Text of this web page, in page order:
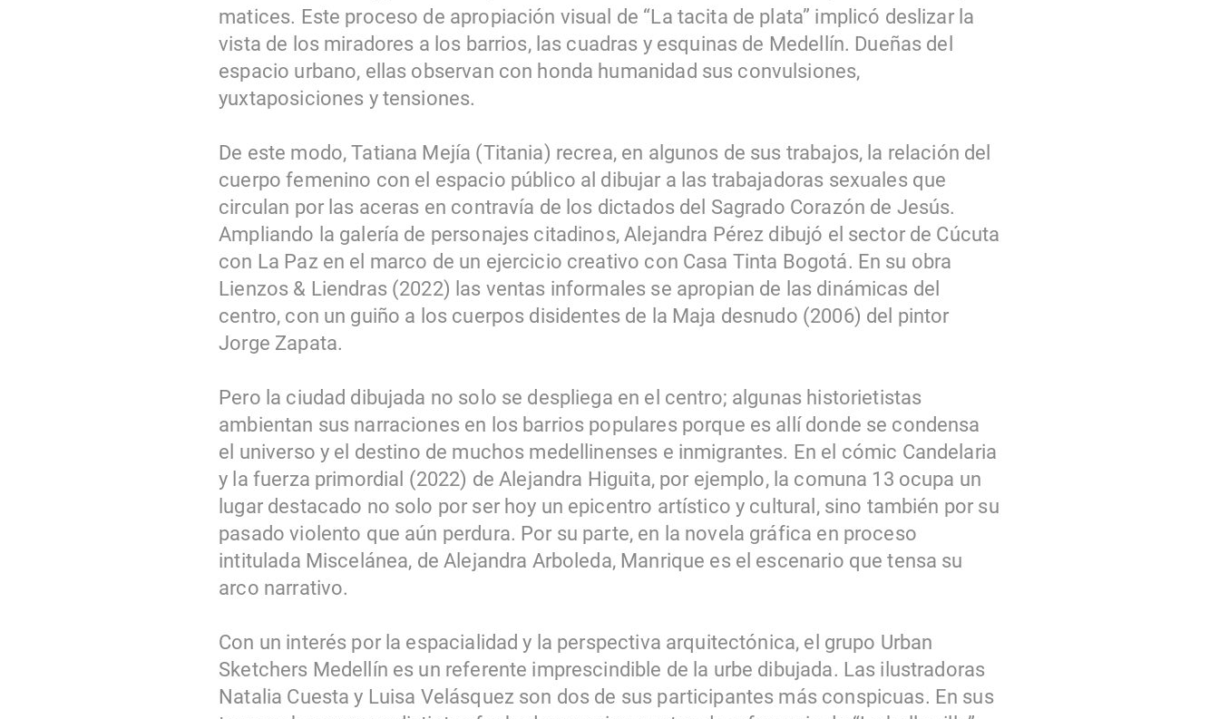
matices. Este proceso de apropiación visual de “La tacita de plata” implicó deslizar la
vista de los miradores a los barrios, las cuadras y esquinas de Medellín. Dueñas del
espacio urbano, ellas observan con honda humanidad sus convulsiones,
yuxtaposiciones y tensiones.
De este modo, Tatiana Mejía (Titania) recrea, en algunos de sus trabajos, la relación del
cuerpo femenino con el espacio público al dibujar a las trabajadoras sexuales que
circulan por las aceras en contravía de los dictados del Sagrado Corazón de Jesús.
Ampliando la galería de personajes citadinos, Alejandra Pérez dibujó el sector de Cúcuta
con La Paz en el marco de un ejercicio creativo con Casa Tinta Bogotá. En su obra
Lienzos & Liendras (2022) las ventas informales se apropian de las dinámicas del
centro, con un guiño a los cuerpos disidentes de la Maja desnudo (2006) del pintor
Jorge Zapata.
Pero la ciudad dibujada no solo se despliega en el centro; algunas historietistas
ambientan sus narraciones en los barrios populares porque es allí donde se condensa
el universo y el destino de muchos medellinenses e inmigrantes. En el cómic Candelaria
y la fuerza primordial (2022) de Alejandra Higuita, por ejemplo, la comuna 13 ocupa un
lugar destacado no solo por ser hoy un epicentro artístico y cultural, sino también por su
pasado violento que aún perdura. Por su parte, en la novela gráfica en proceso
intitulada Miscelánea, de Alejandra Arboleda, Manrique es el escenario que tensa su
arco narrativo.
Con un interés por la espacialidad y la perspectiva arquitectónica, el grupo Urban
Sketchers Medellín es un referente imprescindible de la urbe dibujada. Las ilustradoras
Natalia Cuesta y Luisa Velásquez son dos de sus participantes más conspicuas. En sus